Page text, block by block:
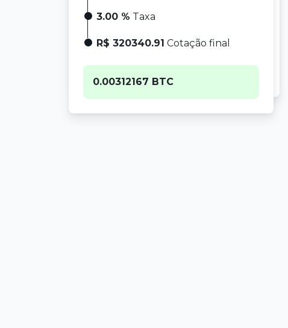
3.00 % Taxa
R$ 320340.91 Cotação final
0.00312167 BTC